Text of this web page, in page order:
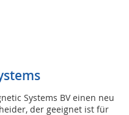
Systems BV einen neu
der geeignet ist für